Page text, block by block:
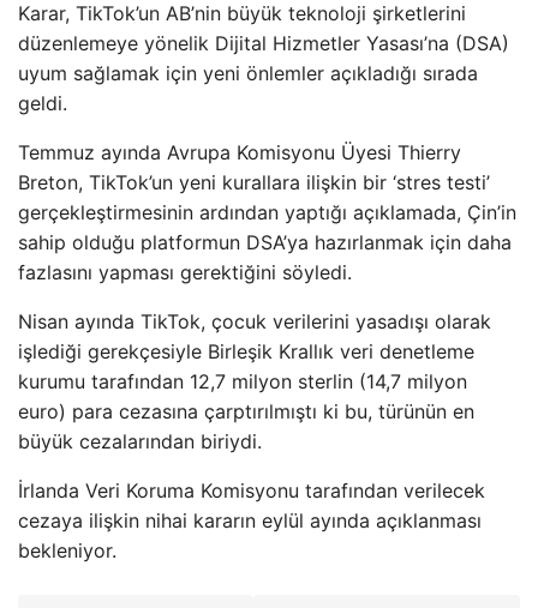
Karar, TikTok’un AB’nin büyük teknoloji şirketlerini
düzenlemeye yönelik Dijital Hizmetler Yasası’na (DSA)
uyum sağlamak için yeni önlemler açıkladığı sırada
geldi.
Temmuz ayında Avrupa Komisyonu Üyesi Thierry
Breton, TikTok’un yeni kurallara ilişkin bir ‘stres testi’
gerçekleştirmesinin ardından yaptığı açıklamada, Çin’in
sahip olduğu platformun DSA’ya hazırlanmak için daha
fazlasını yapması gerektiğini söyledi.
Nisan ayında TikTok, çocuk verilerini yasadışı olarak
işlediği gerekçesiyle Birleşik Krallık veri denetleme
kurumu tarafından 12,7 milyon sterlin (14,7 milyon
euro) para cezasına çarptırılmıştı ki bu, türünün en
büyük cezalarından biriydi.
İrlanda Veri Koruma Komisyonu tarafından verilecek
cezaya ilişkin nihai kararın eylül ayında açıklanması
bekleniyor.